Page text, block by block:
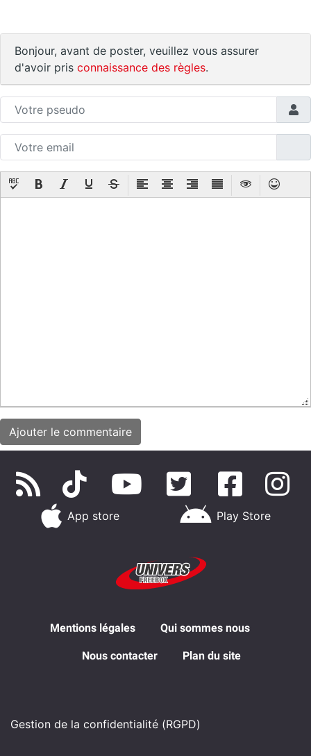
Bonjour, avant de poster, veuillez vous assurer
d'avoir pris connaissance des règles.
App store Play Store
Mentions légales Qui sommes nous
Nous contacter Plan du site
Gestion de la confidentialité (RGPD)